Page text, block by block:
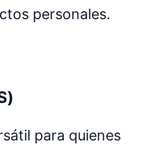
personales.
para quienes